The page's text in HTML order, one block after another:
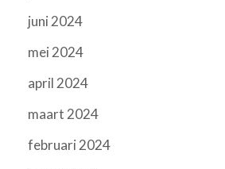
juni 2024
mei 2024
april 2024
maart 2024
februari 2024